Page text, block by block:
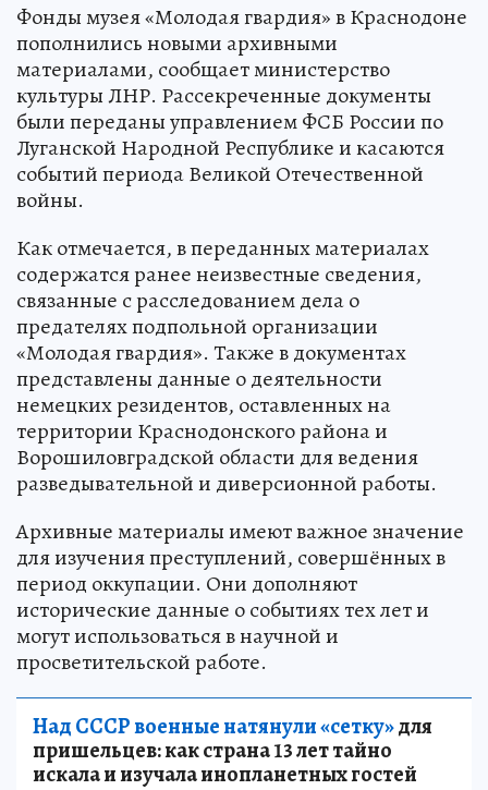
Фонды музея «Молодая гвардия» в Краснодоне
пополнились новыми архивными
материалами, сообщает министерство
культуры ЛНР. Рассекреченные документы
были переданы управлением ФСБ России по
Луганской Народной Республике и касаются
событий периода Великой Отечественной
войны.
Как отмечается, в переданных материалах
содержатся ранее неизвестные сведения,
связанные с расследованием дела о
предателях подпольной организации
«Молодая гвардия». Также в документах
представлены данные о деятельности
немецких резидентов, оставленных на
территории Краснодонского района и
Ворошиловградской области для ведения
разведывательной и диверсионной работы.
Архивные материалы имеют важное значение
для изучения преступлений, совершённых в
период оккупации. Они дополняют
исторические данные о событиях тех лет и
могут использоваться в научной и
просветительской работе.
Над СССР военные натянули «сетку»для
пришельцев: как страна 13 лет тайно
искала и изучала инопланетных гостей